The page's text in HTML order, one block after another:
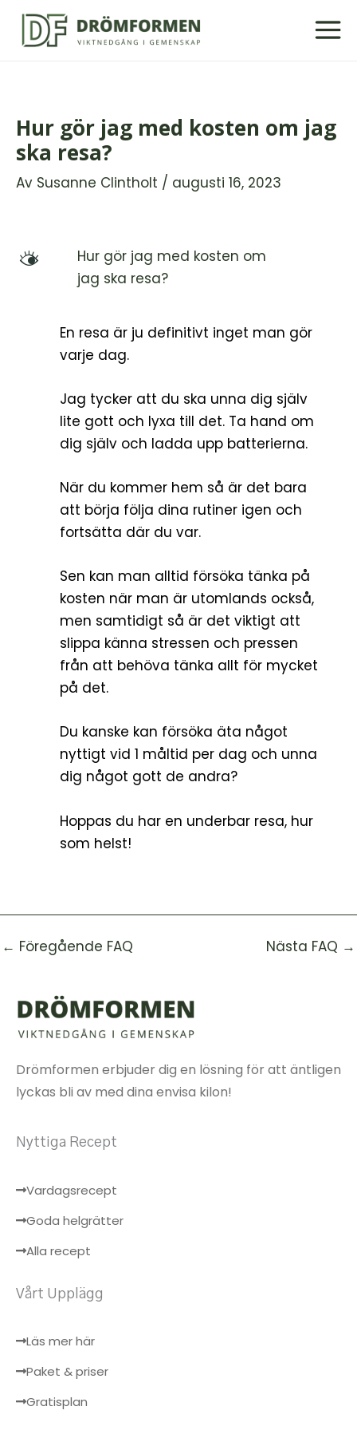
Hoppa
Hur gör jag med kosten om jag
ska resa?
Av Susanne Clintholt / augusti 16, 2023
M
Hur gör jag med kosten om
jag ska resa?
En resa är ju definitivt inget man gör
varje dag.
Jag tycker att du ska unna dig själv
lite gott och lyxa till det. Ta hand om
dig själv och ladda upp batterierna.
När du kommer hem så är det bara
att börja följa dina rutiner igen och
fortsätta där du var.
Sen kan man alltid försöka tänka på
kosten när man är utomlands också,
men samtidigt så är det viktigt att
slippa känna stressen och pressen
från att behöva tänka allt för mycket
på det.
Du kanske kan försöka äta något
nyttigt vid 1 måltid per dag och unna
dig något gott de andra?
Hoppas du har en underbar resa, hur
som helst!
← Föregående FAQ Nästa FAQ →
Drömformen erbjuder dig en lösning för att äntligen
lyckas bli av med dina envisa kilon!
Nyttiga Recept
Vardagsrecept
Goda helgrätter
Alla recept
Vårt Upplägg
Läs mer här
Paket & priser
Gratisplan